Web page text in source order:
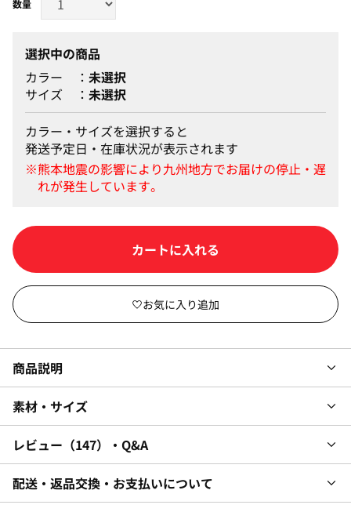
選択中の商品
カラー
未選択
サイズ
未選択
カラー・サイズを選択すると
発送予定日・在庫状況が表示されます
カートに入れる
商品説明
素材・サイズ
レビュー 147 ・Q&A
配送・返品交換・お支払いについて